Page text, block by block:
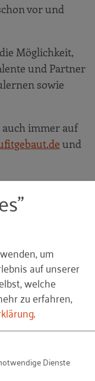
vor und
Möglichkeit,
und Partner
sowie
immer auf
und
mit anderen:
immer auf dem
und
Projekt "
um
auf unserer
welche
zu erfahren,
.
Dienste